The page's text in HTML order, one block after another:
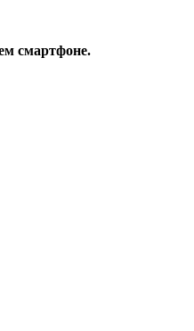
смартфоне.